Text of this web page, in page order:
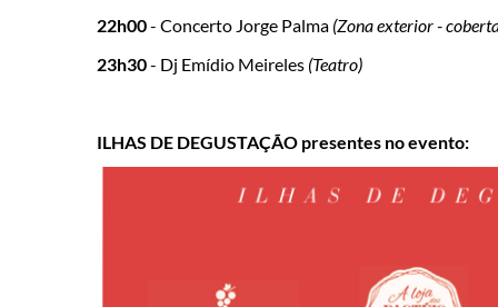
22h00- Concerto Jorge Palma (Zona exterior -
23h30- Dj Emídio Meireles (Teatro)
ILHAS DE DEGUSTAÇÃO presentes no evento: